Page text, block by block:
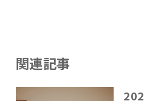
関連記事